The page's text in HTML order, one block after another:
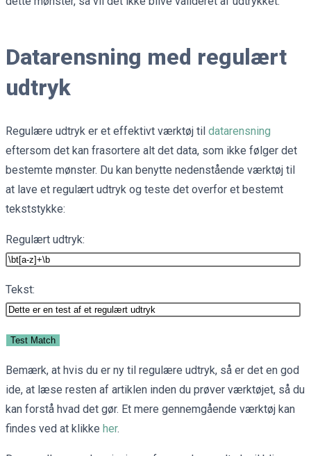
Datarensning med regulært
udtryk
Regulære udtryk er et effektivt værktøj til datarensning
eftersom det kan frasortere alt det data, som ikke følger det
bestemte mønster. Du kan benytte nedenstående værktøj til
at lave et regulært udtryk og teste det overfor et bestemt
tekststykke:
Regulært udtryk:
Tekst:
Bemærk, at hvis du er ny til regulære udtryk, så er det en god
ide, at læse resten af artiklen inden du prøver værktøjet, så du
kan forstå hvad det gør. Et mere gennemgående værktøj kan
findes ved at klikke her.